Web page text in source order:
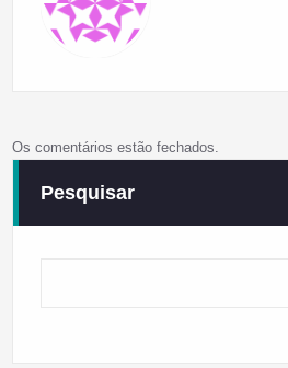
Os comentários estão fechados.
Pesquisar